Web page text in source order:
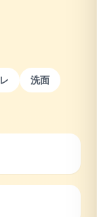
洗面